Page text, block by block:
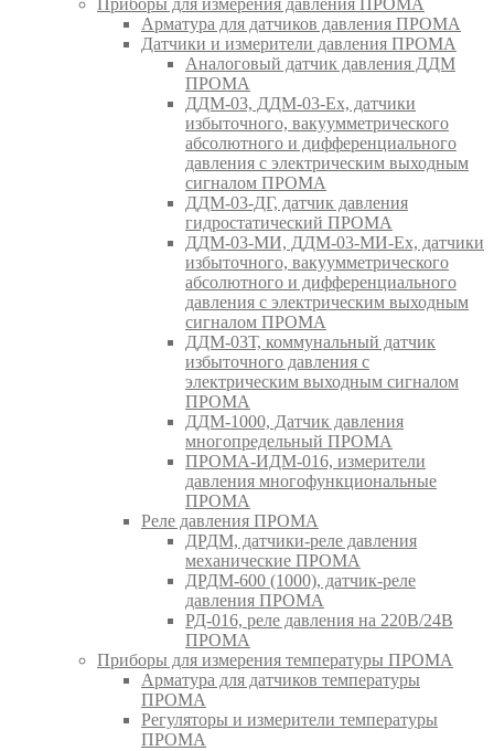
Приборы для измерения давления ПРОМА
Арматура для датчиков давления ПРОМА
Датчики и измерители давления ПРОМА
Аналоговый датчик давления ДДМ
ПРОМА
ДДМ-03, ДДМ-03-Ех, датчики
избыточного, вакуумметрического
абсолютного и дифференциального
давления с электрическим выходным
сигналом ПРОМА
ДДМ-03-ДГ, датчик давления
гидростатический ПРОМА
ДДМ-03-МИ, ДДМ-03-МИ-Ех, датчики
избыточного, вакуумметрического
абсолютного и дифференциального
давления с электрическим выходным
сигналом ПРОМА
ДДМ-03Т, коммунальный датчик
избыточного давления с
электрическим выходным сигналом
ПРОМА
ДДМ-1000, Датчик давления
многопредельный ПРОМА
ПРОМА-ИДМ-016, измерители
давления многофункциональные
ПРОМА
Реле давления ПРОМА
ДРДМ, датчики-реле давления
механические ПРОМА
ДРДМ-600 (1000), датчик-реле
давления ПРОМА
РД-016, реле давления на 220В/24В
ПРОМА
Приборы для измерения температуры ПРОМА
Арматура для датчиков температуры
ПРОМА
Регуляторы и измерители температуры
ПРОМА